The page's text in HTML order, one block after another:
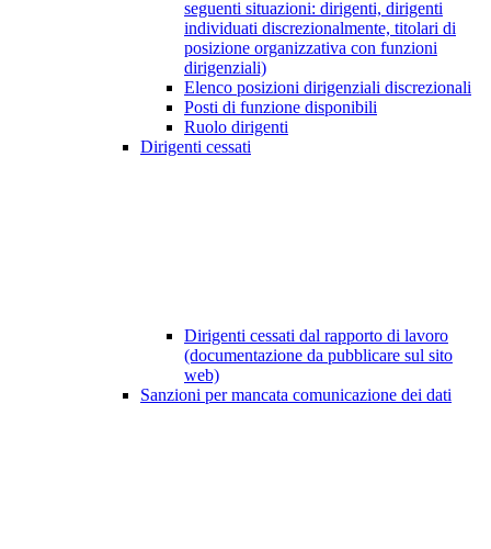
seguenti situazioni: dirigenti, dirigenti
individuati discrezionalmente, titolari di
posizione organizzativa con funzioni
dirigenziali)
Elenco posizioni dirigenziali discrezionali
Posti di funzione disponibili
Ruolo dirigenti
Dirigenti cessati
Dirigenti cessati dal rapporto di lavoro
(documentazione da pubblicare sul sito
web)
Sanzioni per mancata comunicazione dei dati